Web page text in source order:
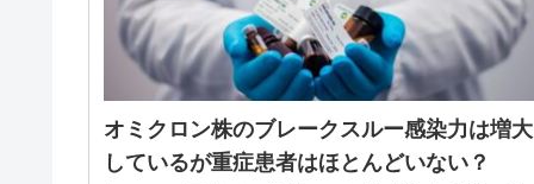
オミクロン株のブレークスルー感染力は増大
しているが重症患者はほとんどいない？